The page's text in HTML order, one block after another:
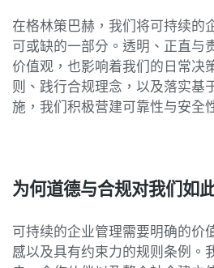
在格林策巴赫，我们将可持续的
可或缺的一部分。透明、正直与
价值观，也影响着我们的日常决
则、践行合规理念，以及落实基
施，我们积极营建可靠性与安全
为何道德与合规对我们如
可持续的企业管理需要明确的价
感以及具有约束力的规则条例。